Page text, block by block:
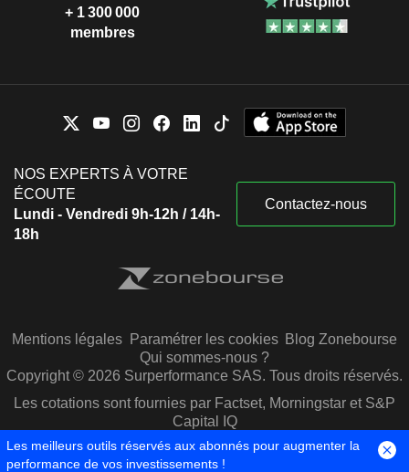
+ 1 300 000
membres
NOS EXPERTS À VOTRE
ÉCOUTE
Lundi - Vendredi 9h-12h / 14h-
18h
Contactez-nous
Mentions légales Paramétrer les cookies Blog Zonebourse
Qui sommes-nous ?
Copyright © 2026 Surperformance SAS. Tous droits réservés.
Les cotations sont fournies par Factset, Morningstar et S&P
Capital IQ
Les meilleurs outils réservés aux abonnés pour augmenter la
performance de vos investissements !